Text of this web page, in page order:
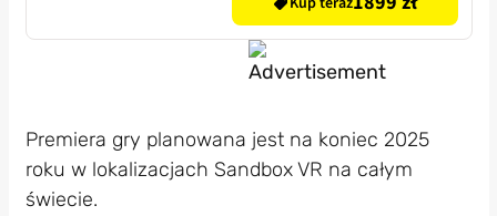
Premiera gry planowana jest na koniec 2025
roku w lokalizacjach Sandbox VR na całym
świecie.